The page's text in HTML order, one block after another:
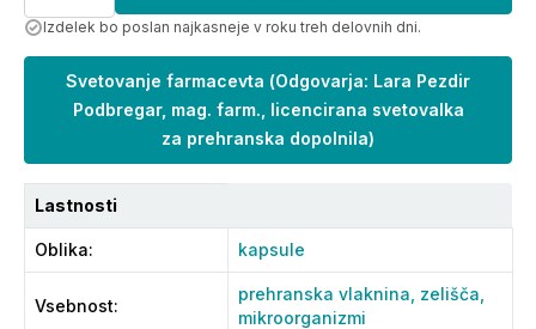
Izdelek bo poslan najkasneje v roku treh delovnih dni.
Svetovanje farmacevta (Odgovarja: Lara Pezdir
Podbregar, mag. farm., licencirana svetovalka
za prehranska dopolnila)
Lastnosti
Oblika: kapsule
Vsebnost:
prehranska vlaknina, zelišča,
mikroorganizmi